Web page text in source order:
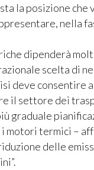
la posizione che
nella
dipenderà
scelta di
deve consentire
il settore dei
graduale
motori termici –
delle